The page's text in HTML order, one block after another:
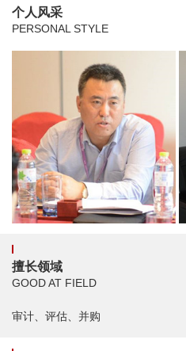
个人风采
PERSONAL STYLE
擅长领域
GOOD AT FIELD
审计、评估、并购